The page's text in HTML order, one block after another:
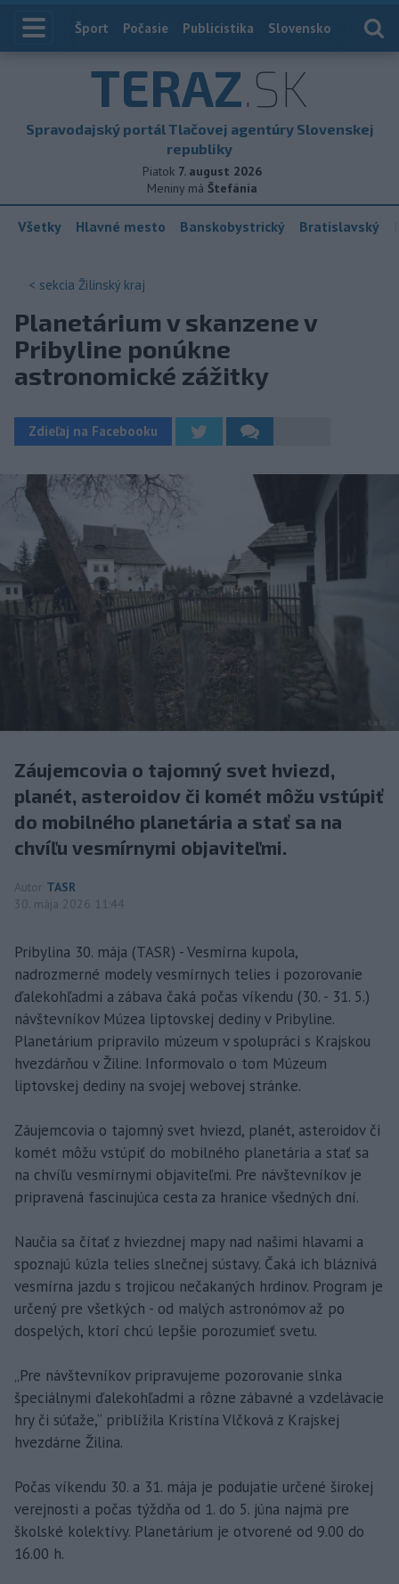
Index
Šport Počasie Publicistika Slovensko
TERAZ.SK
Spravodajský portál Tlačovej agentúry Slovenskej
republiky
Piatok 7. august 2026
Meniny má Štefánia
Všetky Hlavné mesto Banskobystrický Bratislavský
< sekcia Žilinský kraj
Planetárium v skanzene v
Pribyline ponúkne
astronomické zážitky
Zdieľaj na Facebooku
Záujemcovia o tajomný svet hviezd,
planét, asteroidov či komét môžu vstúpiť
do mobilného planetária a stať sa na
chvíľu vesmírnymi objaviteľmi.
Autor TASR
30. mája 2026 11:44
Pribylina 30. mája (TASR) - Vesmírna kupola,
nadrozmerné modely vesmírnych telies i pozorovanie
ďalekohľadmi a zábava čaká počas víkendu (30. - 31. 5.)
návštevníkov Múzea liptovskej dediny v Pribyline.
Planetárium pripravilo múzeum v spolupráci s Krajskou
hvezdárňou v Žiline. Informovalo o tom Múzeum
liptovskej dediny na svojej webovej stránke.
Záujemcovia o tajomný svet hviezd, planét, asteroidov či
komét môžu vstúpiť do mobilného planetária a stať sa
na chvíľu vesmírnymi objaviteľmi. Pre návštevníkov je
pripravená fascinujúca cesta za hranice všedných dní.
Naučia sa čítať z hviezdnej mapy nad našimi hlavami a
spoznajú kúzla telies slnečnej sústavy. Čaká ich bláznivá
vesmírna jazdu s trojicou nečakaných hrdinov. Program je
určený pre všetkých - od malých astronómov až po
dospelých, ktorí chcú lepšie porozumieť svetu.
„Pre návštevníkov pripravujeme pozorovanie slnka
špeciálnymi ďalekohľadmi a rôzne zábavné a vzdelávacie
hry či súťaže,“ priblížila Kristína Vlčková z Krajskej
hvezdárne Žilina.
Počas víkendu 30. a 31. mája je podujatie určené širokej
verejnosti a počas týždňa od 1. do 5. júna najmä pre
školské kolektívy. Planetárium je otvorené od 9.00 do
16.00 h.